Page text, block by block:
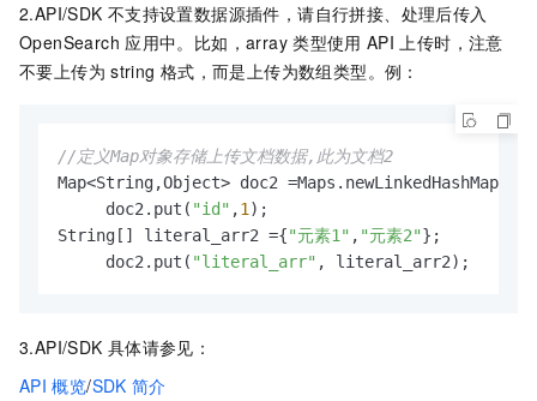
2.API/SDK 不支持设置数据源插件，请自行拼接、处理后传入
OpenSearch 应用中。比如，array 类型使用 API 上传时，注意
不要上传为 string 格式，而是上传为数组类型。例：
//定义Map对象存储上传文档数据,此为文档2
Map<String,Object> doc2 =Maps.newLinkedHashMap();
     doc2.put(
"id" ,1);
String[] literal_arr2 ={"元素1" , "元素2"};
     doc2.put(
"literal_arr" , literal_arr2);
3.API/SDK 具体请参见：
API 概览/SDK 简介